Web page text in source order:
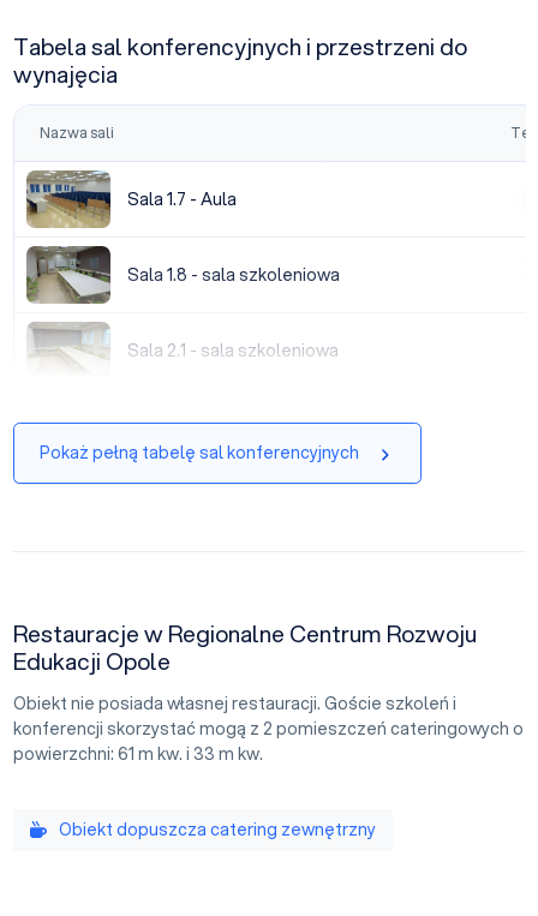
Tabela sal konferencyjnych i przestrzeni do
wynajęcia
Nazwa sali
Sala 1.7 - Aula
Sala 1.7 - Aula
Sala 1.8 - sala szkoleniowa
Sala 1.8 - sala szkoleniowa
Sala 2.1 - sala szkoleniowa
Sala 2.1 - sala szkoleniowa
Pokaż pełną tabelę sal konferencyjnych
Restauracje w Regionalne Centrum Rozwoju
Edukacji Opole
Obiekt nie posiada własnej restauracji. Goście szkoleń i
konferencji skorzystać mogą z 2 pomieszczeń cateringowych o
powierzchni: 61 m kw. i 33 m kw.
Obiekt dopuszcza catering zewnętrzny